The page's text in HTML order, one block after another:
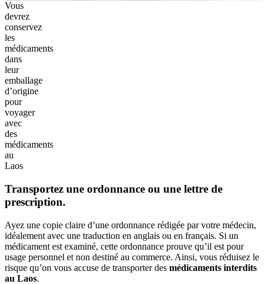
Vous
devrez
conservez
les
médicaments
dans
leur
emballage
d’origine
pour
voyager
avec
des
médicaments
au
Laos
Transportez une ordonnance ou une lettre de
prescription.
Ayez‎ une copie claire‎ d’une ordonnance‎ rédigée par votre‎ médecin,
idéalement‎ avec une traduction‎ en anglais ou en‎ français. Si un‎
médicament est‎ examiné, cette‎ ordonnance‎ prouve qu’il‎ est pour
usage‎ personnel et‎ non destiné au commerce.‎ Ainsi, vous réduisez‎ le
risque‎ qu’on vous accuse‎ de transporter‎ des médicaments‎ interdits
au‎ Laos.